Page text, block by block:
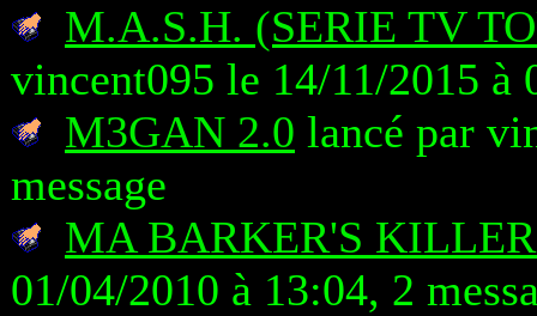
M.A.S.H. (SERIE TV
vincent095 le 14/11/2015 à
M3GAN 2.0 lancé par
message
MA BARKER'S
01/04/2010 à 13:04, 2